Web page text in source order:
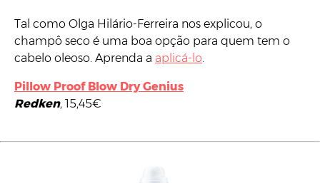
Tal como Olga Hilário-Ferreira nos explicou, o
champô seco é uma boa opção para quem tem o
cabelo oleoso. Aprenda a aplicá-lo
Pillow Proof Blow Dry Genius
Redken, 15,45€